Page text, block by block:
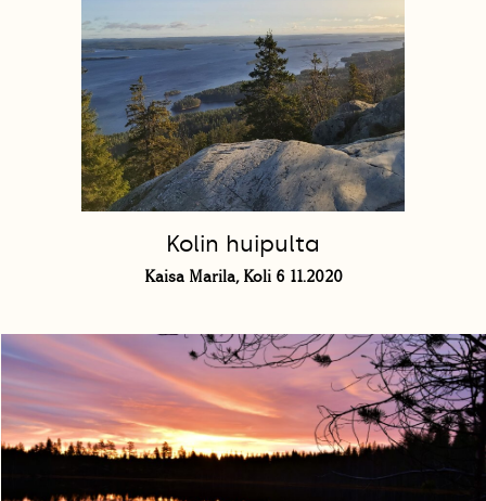
Kolin huipulta
Kaisa Marila, Koli 6 11.2020